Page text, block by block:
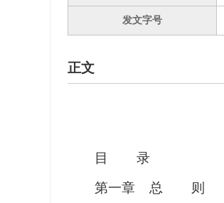
发文字号
正文
目 录
第一章 总 则